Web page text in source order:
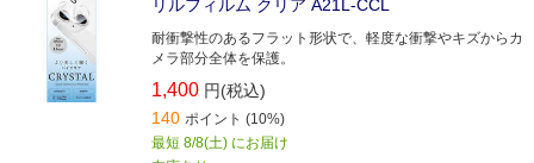
リルフィルム クリア A21L-CCL
耐衝撃性のあるフラット形状で、軽度な衝撃やキズからカ
メラ部分全体を保護。
1,400 円(税込)
140 ポイント (10%)
最短 8/8(土) にお届け